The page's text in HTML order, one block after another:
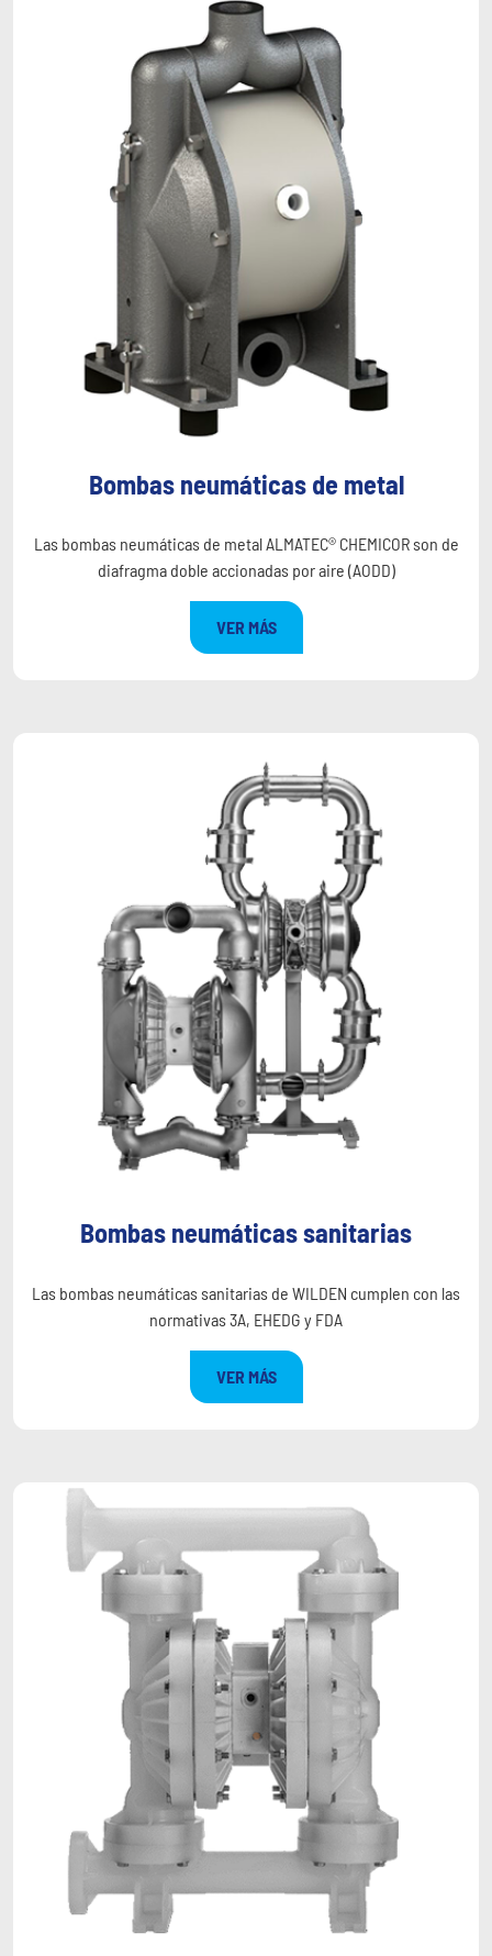
Bombas neumáticas de metal
Las bombas neumáticas de metal ALMATEC® CHEMICOR son de
diafragma doble accionadas por aire (AODD)
VER MÁS
Bombas neumáticas sanitarias
Las bombas neumáticas sanitarias de WILDEN cumplen con las
normativas 3A, EHEDG y FDA
VER MÁS